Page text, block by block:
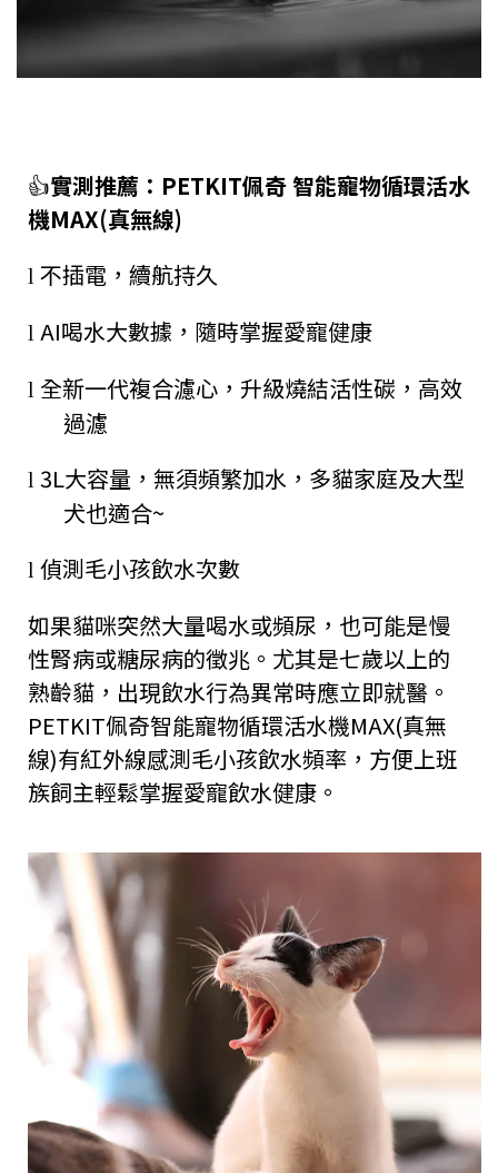
👍實測推薦： PETKIT佩奇 智能寵物循環活水
機MAX(真無線)
l 不插電，續航持久
l AI喝水大數據，隨時掌握愛寵健康
l 全新一代複合濾心，升級燒結活性碳，高效
過濾
l 3L大容量，無須頻繁加水，多貓家庭及大型
犬也適合~
l 偵測毛小孩飲水次數
如果貓咪突然大量喝水或頻尿，也可能是慢
性腎病或糖尿病的徵兆。尤其是七歲以上的
熟齡貓，出現飲水行為異常時應立即就醫。
PETKIT佩奇智能寵物循環活水機MAX(真無
線)有紅外線感測毛小孩飲水頻率，方便上班
族飼主輕鬆掌握愛寵飲水健康。